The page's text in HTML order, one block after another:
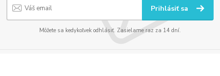
Prihlásiť sa
Môžete sa kedykoľvek odhlásiť. Zasielame raz za 14 dní.